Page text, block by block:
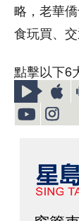
略，老華
食玩買、
點擊以下6